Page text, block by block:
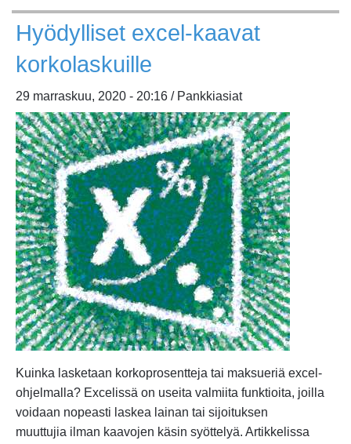
vuotta
korkohistoriaa
Hyödylliset excel-kaavat
korkolaskuille
29 marraskuu, 2020 - 20:16 / Pankkiasiat
Kuinka lasketaan korkoprosentteja tai maksueriä excel-
ohjelmalla? Excelissä on useita valmiita funktioita, joilla
voidaan nopeasti laskea lainan tai sijoituksen
muuttujia ilman kaavojen käsin syöttelyä. Artikkelissa